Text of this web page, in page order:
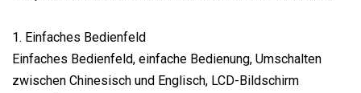
1. Einfaches Bedienfeld
Einfaches Bedienfeld, einfache Bedienung, Umschalten
zwischen Chinesisch und Englisch, LCD-Bildschirm